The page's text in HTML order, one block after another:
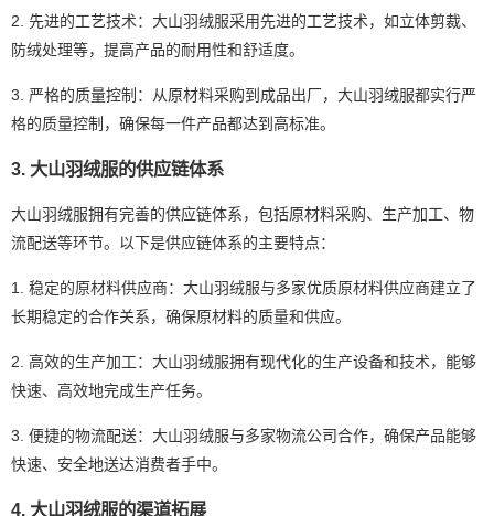
2. 先进的工艺技术：大山羽绒服采用先进的工艺技术，如立体剪裁、
防绒处理等，提高产品的耐用性和舒适度。
3. 严格的质量控制：从原材料采购到成品出厂，大山羽绒服都实行严
格的质量控制，确保每一件产品都达到高标准。
3. 大山羽绒服的供应链体系
大山羽绒服拥有完善的供应链体系，包括原材料采购、生产加工、物
流配送等环节。以下是供应链体系的主要特点：
1. 稳定的原材料供应商：大山羽绒服与多家优质原材料供应商建立了
长期稳定的合作关系，确保原材料的质量和供应。
2. 高效的生产加工：大山羽绒服拥有现代化的生产设备和技术，能够
快速、高效地完成生产任务。
3. 便捷的物流配送：大山羽绒服与多家物流公司合作，确保产品能够
快速、安全地送达消费者手中。
4. 大山羽绒服的渠道拓展